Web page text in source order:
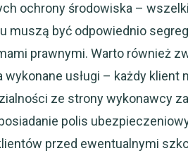
ochrony środowiska –
muszą być odpowiednio
prawnymi. Warto również
wykonane usługi – każdy
ze strony wykonawcy
polis
przed ewentualnymi